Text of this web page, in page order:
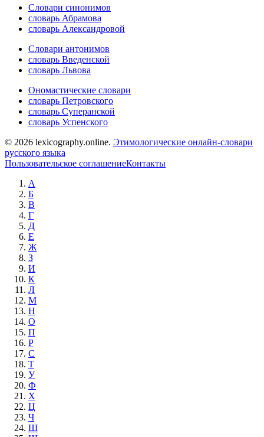
Словари синонимов
словарь Абрамова
словарь Александровой
Словари антонимов
словарь Введенской
словарь Львова
Ономастические словари
словарь Петровского
словарь Суперанской
словарь Успенского
© 2026 lexicography.online. Этимологические онлайн-словари
русского языка
Пользовательское соглашениеКонтакты
А
Б
В
Г
Д
Е
Ж
З
И
К
Л
М
Н
О
П
Р
С
Т
У
Ф
Х
Ц
Ч
Ш